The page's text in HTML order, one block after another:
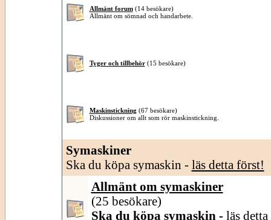
Allmänt forum (14 besökare)
Allmänt om sömnad och handarbete.
Tyger och tillbehör (15 besökare)
Maskinstickning (67 besökare)
Diskussioner om allt som rör maskinstickning.
Symaskiner
Ska du köpa symaskin - läs detta först!
Allmänt om symaskiner
(25 besökare)
Ska du köpa symaskin - läs detta